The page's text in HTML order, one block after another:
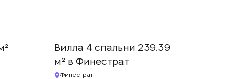
Вилла 4 спальни 239.39
м² в Финестрат
Финестрат